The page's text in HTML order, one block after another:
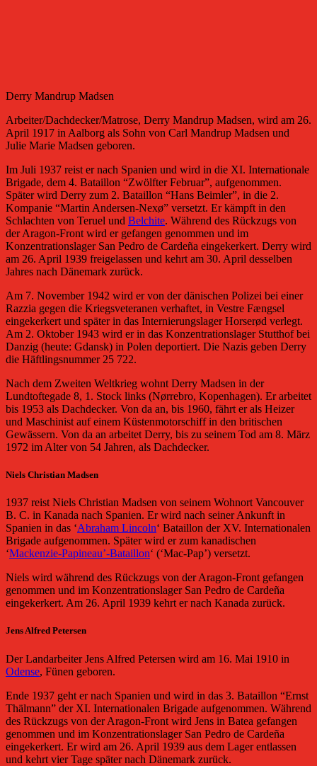
Derry Mandrup Madsen
Arbeiter/Dachdecker/Matrose, Derry Mandrup Madsen, wird am 26.
April 1917 in Aalborg als Sohn von Carl Mandrup Madsen und
Julie Marie Madsen geboren.
Im Juli 1937 reist er nach Spanien und wird in die XI. Internationale
Brigade, dem 4. Bataillon “Zwölfter Februar”, aufgenommen.
Später wird Derry zum 2. Bataillon “Hans Beimler”, in die 2.
Kompanie “Martin Andersen-Nexø” versetzt. Er kämpft in den
Schlachten von Teruel und Belchite. Während des Rückzugs von
der Aragon-Front wird er gefangen genommen und im
Konzentrationslager San Pedro de Cardeña eingekerkert. Derry wird
am 26. April 1939 freigelassen und kehrt am 30. April desselben
Jahres nach Dänemark zurück.
Am 7. November 1942 wird er von der dänischen Polizei bei einer
Razzia gegen die Kriegsveteranen verhaftet, in Vestre Fængsel
eingekerkert und später in das Internierungslager Horserød verlegt.
Am 2. Oktober 1943 wird er in das Konzentrationslager Stutthof bei
Danzig (heute: Gdansk) in Polen deportiert. Die Nazis geben Derry
die Häftlingsnummer 25 722.
Nach dem Zweiten Weltkrieg wohnt Derry Madsen in der
Lundtoftegade 8, 1. Stock links (Nørrebro, Kopenhagen). Er arbeitet
bis 1953 als Dachdecker. Von da an, bis 1960, fährt er als Heizer
und Maschinist auf einem Küstenmotorschiff in den britischen
Gewässern. Von da an arbeitet Derry, bis zu seinem Tod am 8. März
1972 im Alter von 54 Jahren, als Dachdecker.
Niels Christian Madsen
1937 reist Niels Christian Madsen von seinem Wohnort Vancouver
B. C. in Kanada nach Spanien. Er wird nach seiner Ankunft in
Spanien in das ‘Abraham Lincoln‘ Bataillon der XV. Internationalen
Brigade aufgenommen. Später wird er zum kanadischen
‘Mackenzie-Papineau’-Bataillon‘ (‘Mac-Pap’) versetzt.
Niels wird während des Rückzugs von der Aragon-Front gefangen
genommen und im Konzentrationslager San Pedro de Cardeña
eingekerkert. Am 26. April 1939 kehrt er nach Kanada zurück.
Jens Alfred Petersen
Der Landarbeiter Jens Alfred Petersen wird am 16. Mai 1910 in
Odense, Fünen geboren.
Ende 1937 geht er nach Spanien und wird in das 3. Bataillon “Ernst
Thälmann” der XI. Internationalen Brigade aufgenommen. Während
des Rückzugs von der Aragon-Front wird Jens in Batea gefangen
genommen und im Konzentrationslager San Pedro de Cardeña
eingekerkert. Er wird am 26. April 1939 aus dem Lager entlassen
und kehrt vier Tage später nach Dänemark zurück.